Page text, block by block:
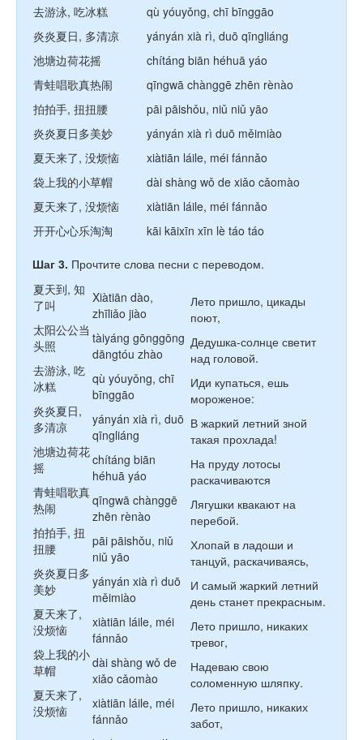
去游泳, 吃冰糕
炎炎夏日, 多清凉
池塘边荷花摇
青蛙唱歌真热闹
拍拍手, 扭扭腰
炎炎夏日多美妙
夏天来了, 没烦恼
袋上我的小草帽
夏天来了, 没烦恼
开开心心乐淘淘
qù yóuyǒng, chī bīnggāo
yányán xià rì, duō qīngliáng
chítáng biān héhuā yáo
qīngwā chànggē zhēn rènào
pāi pāishǒu, niǔ niǔ yāo
yányán xià rì duō měimiào
xiàtiān láile, méi fánnǎo
dài shàng wǒ de xiǎo cǎomào
xiàtiān láile, méi fánnǎo
kāi kāixīn xīn lè táo táo
Шаг 3. Прочтите слова песни с переводом.
夏天到, 知
了叫
太阳公公当
头照
去游泳, 吃
冰糕
炎炎夏日,
多清凉
池塘边荷花
摇
青蛙唱歌真
热闹
拍拍手, 扭
扭腰
炎炎夏日多
美妙
夏天来了,
没烦恼
袋上我的小
草帽
夏天来了,
没烦恼
Xiàtiān dào,
zhīliǎo jiào
tàiyáng gōnggōng
dāngtóu zhào
qù yóuyǒng, chī
bīnggāo
yányán xià rì, duō
qīngliáng
chítáng biān
héhuā yáo
qīngwā chànggē
zhēn rènào
pāi pāishǒu, niǔ
niǔ yāo
yányán xià rì duō
měimiào
xiàtiān láile, méi
fánnǎo
dài shàng wǒ de
xiǎo cǎomào
xiàtiān láile, méi
fánnǎo
Лето пришло, цикады
поют,
Дедушка-солнце светит
над головой.
Иди купаться, ешь
мороженое:
В жаркий летний зной
такая прохлада!
На пруду лотосы
раскачиваются
Лягушки квакают на
перебой.
Хлопай в ладоши и
танцуй, раскачиваясь,
И самый жаркий летний
день станет прекрасным.
Лето пришло, никаких
тревог,
Надеваю свою
соломенную шляпку.
Лето пришло, никаких
забот,